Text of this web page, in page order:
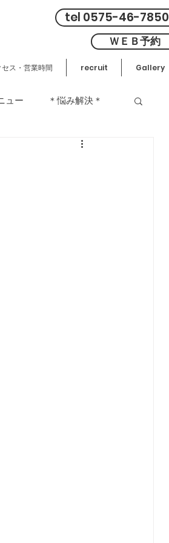
tel 0575-46-7850
ＷＥＢ予約
セス・営業時間 recruit Gallery
ュー ＊悩み解決＊